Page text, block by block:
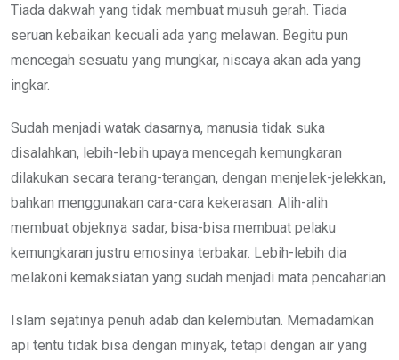
Tiada dakwah yang tidak membuat musuh gerah. Tiada
seruan kebaikan kecuali ada yang melawan. Begitu pun
mencegah sesuatu yang mungkar, niscaya akan ada yang
ingkar.
Sudah menjadi watak dasarnya, manusia tidak suka
disalahkan, lebih-lebih upaya mencegah kemungkaran
dilakukan secara terang-terangan, dengan menjelek-jelekkan,
bahkan menggunakan cara-cara kekerasan. Alih-alih
membuat objeknya sadar, bisa-bisa membuat pelaku
kemungkaran justru emosinya terbakar. Lebih-lebih dia
melakoni kemaksiatan yang sudah menjadi mata pencaharian.
Islam sejatinya penuh adab dan kelembutan. Memadamkan
api tentu tidak bisa dengan minyak, tetapi dengan air yang